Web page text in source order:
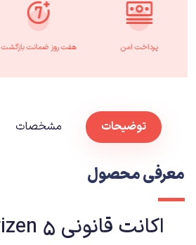
پرداخت امن هفت روز ضمانت بازگشت
توضیحات مشخصات
معرفی محصول
اکانت قانونی Forza Horizen 5